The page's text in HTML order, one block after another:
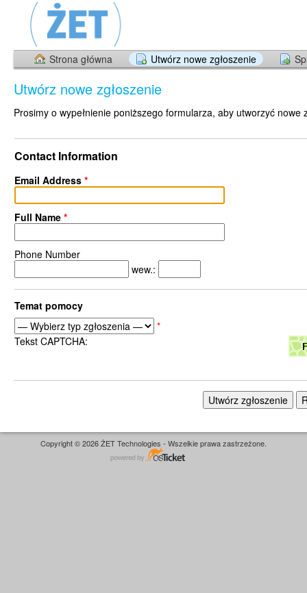
Strona główna Utwórz nowe zgłoszenie
Utwórz nowe zgłoszenie
Prosimy o wypełnienie poniższego formularza, aby utworzyć nowe
Contact Information
Email Address *
Full Name *
Phone Number
wew.:
Temat pomocy
*
Tekst CAPTCHA:
Copyright © 2026 ŻET Technologies - Wszelkie prawa zastrzeżone.